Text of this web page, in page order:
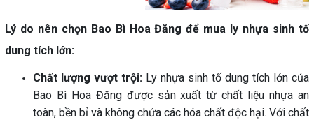
Lý do nên chọn Bao Bì Hoa Đăng để mua ly nhựa sinh tố
dung tích lớn:
Chất lượng vượt trội:Ly nhựa sinh tố dung tích lớn của
Bao Bì Hoa Đăng được sản xuất từ chất liệu nhựa an
toàn, bền bỉ và không chứa các hóa chất độc hại. Với chất